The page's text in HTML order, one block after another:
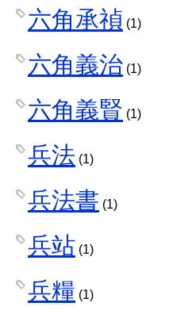
六角承禎 (1)
六角義治 (1)
六角義賢 (1)
兵法 (1)
兵法書 (1)
兵站 (1)
兵糧 (1)